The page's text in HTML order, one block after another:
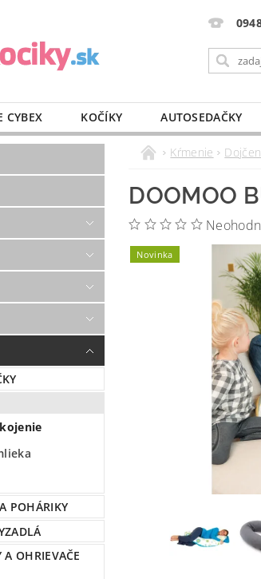
CYBEX KOČÍKY AUTOSEDAČKY
O VZDUCH
VÝBAVA DO PÔRODNICE
KONTAKT
POHÁRIKY
A OHRIEVAČE
Kŕmenie
DOOMOO
Novinka